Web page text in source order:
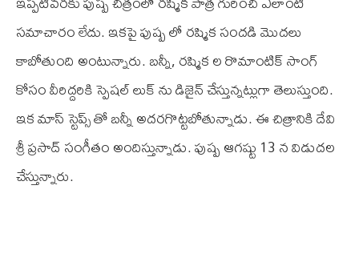
సమాచారం లేదు. ఇకపై పుష్ప లో రష్మిక సందడి మొదలు
కాబోతుంది అంటున్నారు. బన్నీ, రష్మిక ల రొమాంటిక్ సాంగ్
కోసం వీరిద్దరికి స్పెషల్ లుక్ ను డిజైన్ చేస్తున్నట్లుగా తెలుస్తుంది.
ఇక మాస్ స్టెప్స్ తో బన్నీ అదరగొట్టబోతున్నాడు. ఈ చిత్రానికి దేవి
శ్రీ ప్రసాద్ సంగీతం అందిస్తున్నాడు. పుష్ప ఆగష్టు 13 న విడుదల
చేస్తున్నారు.